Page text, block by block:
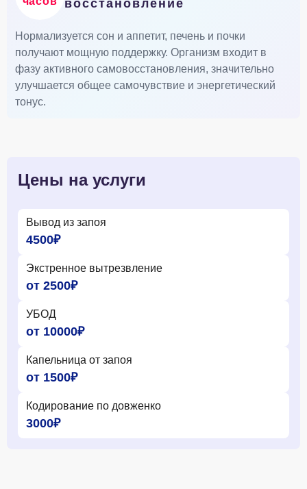
восстановление
Нормализуется сон и аппетит, печень и почки
получают мощную поддержку. Организм входит в
фазу активного самовосстановления, значительно
улучшается общее самочувствие и энергетический
тонус.
Цены на услуги
Вывод из запоя
4500₽
Экстренное вытрезвление
от 2500₽
УБОД
от 10000₽
Капельница от запоя
от 1500₽
Кодирование по довженко
3000₽